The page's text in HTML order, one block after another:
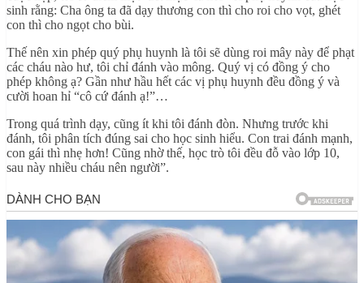
sinh rằng: Cha ông ta đã dạy thương con thì cho roi cho vọt, ghét
con thì cho ngọt cho bùi.
Thế nên xin phép quý phụ huynh là tôi sẽ dùng roi mây này để phạt
các cháu nào hư, tôi chỉ đánh vào mông. Quý vị có đồng ý cho
phép không ạ? Gần như hầu hết các vị phụ huynh đều đồng ý và
cười hoan hỉ “cô cứ đánh ạ!”…
Trong quá trình dạy, cũng ít khi tôi đánh đòn. Nhưng trước khi
đánh, tôi phân tích đúng sai cho học sinh hiểu. Con trai đánh mạnh,
con gái thì nhẹ hơn! Cũng nhờ thế, học trò tôi đều đỗ vào lớp 10,
sau này nhiều cháu nên người”.